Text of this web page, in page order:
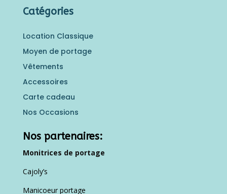
Catégories
Location Classique
Moyen de portage
Vêtements
Accessoires
Carte cadeau
Nos Occasions
Nos partenaires:
Monitrices de portage
Cajoly’s
Manicoeur portage